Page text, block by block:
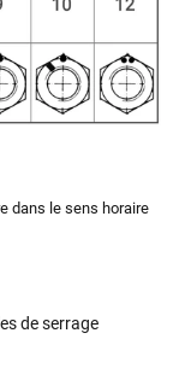
dans le sens horaire
de serrage